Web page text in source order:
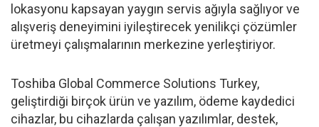
lokasyonu kapsayan yaygın servis ağıyla sağlıyor ve
alışveriş deneyimini iyileştirecek yenilikçi çözümler
üretmeyi çalışmalarının merkezine yerleştiriyor.
Toshiba Global Commerce Solutions Turkey,
geliştirdiği birçok ürün ve yazılım, ödeme kaydedici
cihazlar, bu cihazlarda çalışan yazılımlar, destek,